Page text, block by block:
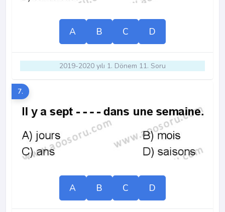
A B C D
2019-2020 yılı 1. Dönem 11. Soru
7.
A B C D